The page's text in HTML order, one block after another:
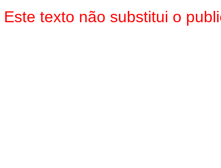
Este texto não substitui o